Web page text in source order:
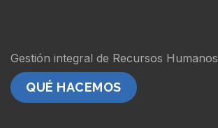
Gestión integral de Recursos Humanos
QUÉ HACEMOS